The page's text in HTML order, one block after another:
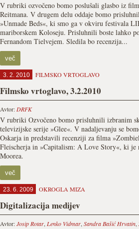
V rubriki ozvočeno bomo poslušali glasbo iz
Reitmana. V drugem delu oddaje bomo
»Unmade Beds«, ki smo ga v okviru festivala
mariborskem Koloseju. Prisluhnili boste lahko
Fernandom Tielvejem. Sledila bo recenzija...
več
3. 2. 2010 FILMSKO VRTOGLAVO
Filmsko vrtoglavo, 3.2.2010
Avtor: DRFK
V rubriki Ozvočeno bomo prisluhnili izbranim
televizijske serije »Glee«. V nadaljevanju se
Oskarja in predstavili recenziji za filma
Fleischerja in »Capitalism: A Love Story«, ki je
Moorea.
več
23. 6. 2009 OKROGLA MIZA
Digitalizacija medijev
Avtor:Josip Rotar, Lenko Vidmar, Sandra Bašić Hrvatin,